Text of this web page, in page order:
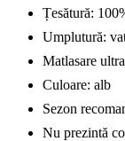
Țesătură:
Umplutură:
Matlasare
Culoare: alb
Sezon
Nu prezintă